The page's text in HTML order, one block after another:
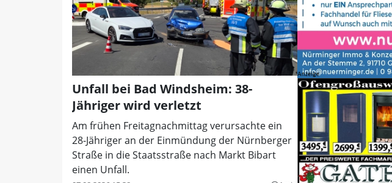
Unfall bei Bad Windsheim: 38-
Jähriger wird verletzt
Am frühen Freitagnachmittag verursachte ein
28-Jähriger an der Einmündung der Nürnberger
Straße in die Staatsstraße nach Markt Bibart
einen Unfall.